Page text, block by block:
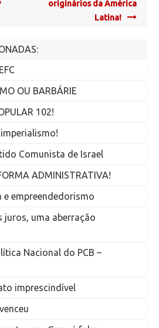
originários da América
Latina!
OU BARBÁRIE
102!
Comunista de Israel
ADMINISTRATIVA!
e empreendedorismo
juros, uma aberração
Nacional do PCB –
imprescindível